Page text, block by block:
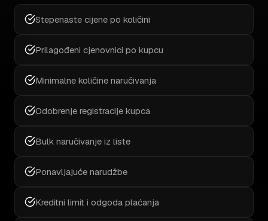
Stepenaste cijene po količini
Prilagođeni cjenovnici po kupcu
Minimalne količine naručivanja
Odobrenje registracije kupca
Bulk naručivanje iz liste
Ponavljajuće narudžbe
Kreditni limit i odgoda plaćanja